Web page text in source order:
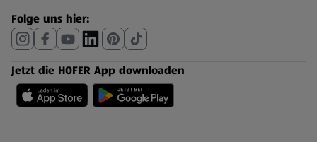
Folge uns hier:
Jetzt die HOFER App downloaden